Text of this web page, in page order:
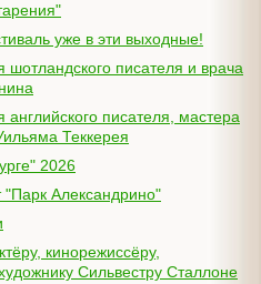
уже в эти выходные!
Теккерея
2026
"Парк Александрино"
Сильвестру Сталлоне